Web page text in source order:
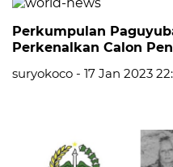
Perkumpulan
Perkenalkan Calon
suryokoco - 17 Jan 2023